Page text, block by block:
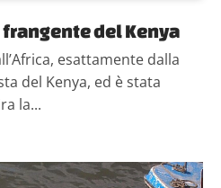
del Kenya
esattamente dalla
del Kenya, ed è stata
la...